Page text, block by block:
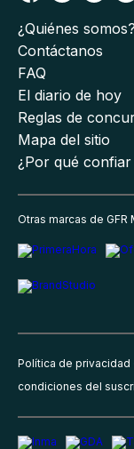
¿Quiénes somos?
Contáctanos
FAQ
El diario de hoy
Reglas de
Mapa del sitio
¿Por qué
Otras marcas de GFR
Política de privacidad
condiciones del